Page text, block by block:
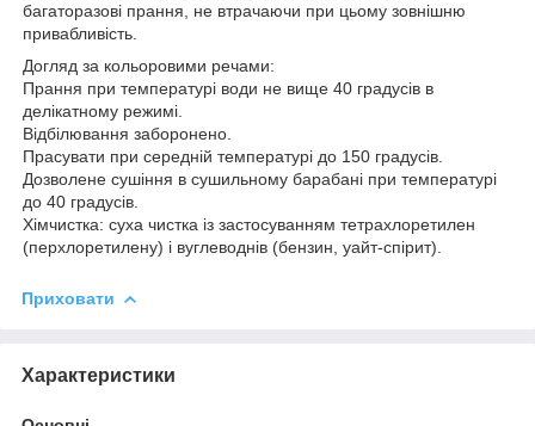
багаторазові прання, не втрачаючи при цьому зовнішню
привабливість.
Догляд за кольоровими речами:
Прання при температурі води не вище 40 градусів в
делікатному режимі.
Відбілювання заборонено.
Прасувати при середній температурі до 150 градусів.
Дозволене сушіння в сушильному барабані при температурі
до 40 градусів.
Хімчистка: суха чистка із застосуванням тетрахлоретилен
(перхлоретилену) і вуглеводнів (бензин, уайт-спірит).
Приховати
Характеристики